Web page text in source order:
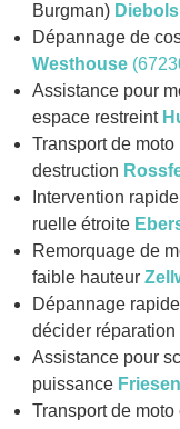
Burgman)
Dépannage de
Westhouse
Assistance pour
espace restreint
Transport de
destruction
Intervention
ruelle étroite
Remorquage de
faible hauteur
Dépannage
décider
Assistance pour
puissance
Transport de